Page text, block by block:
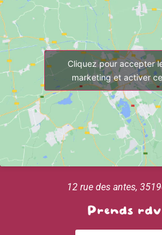
Cliquez pour accepter
marketing et activer
12 rue des antes,
Prends